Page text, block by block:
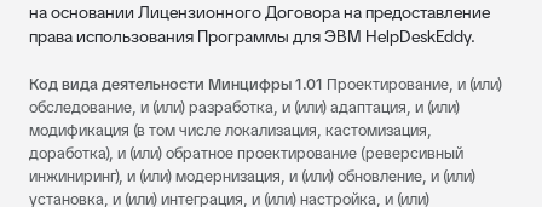
на основании Лицензионного Договора на предоставление
права использования Программы для ЭВМ HelpDeskEddy.
Код вида деятельности Минцифры 1.01 Проектирование, и (или)
обследование, и (или) разработка, и (или) адаптация, и (или)
модификация (в том числе локализация, кастомизация,
доработка), и (или) обратное проектирование (реверсивный
инжиниринг), и (или) модернизация, и (или) обновление, и (или)
установка, и (или) интеграция, и (или) настройка, и (или)